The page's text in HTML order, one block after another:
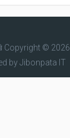
Copyright © 2026.
byJibonpata IT